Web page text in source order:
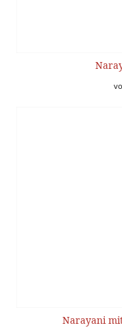
Narayani